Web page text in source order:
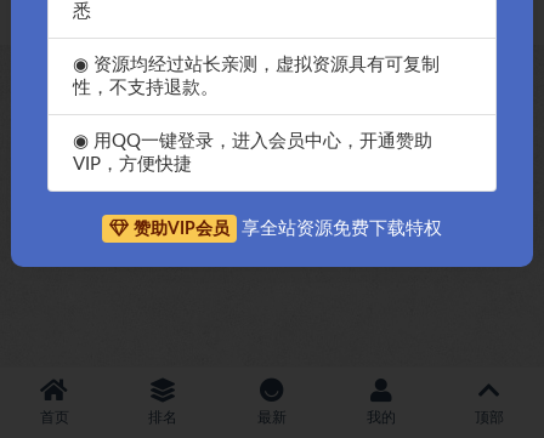
首页 排名 最新 我的 顶部
悉
◉ 资源均经过站长亲测，虚拟资源具有可复制
性，不支持退款。
◉ 用QQ一键登录，进入会员中心，开通赞助
VIP，方便快捷
赞助VIP会员 享全站资源免费下载特权